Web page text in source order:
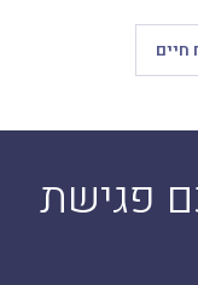
חיים
פגישת